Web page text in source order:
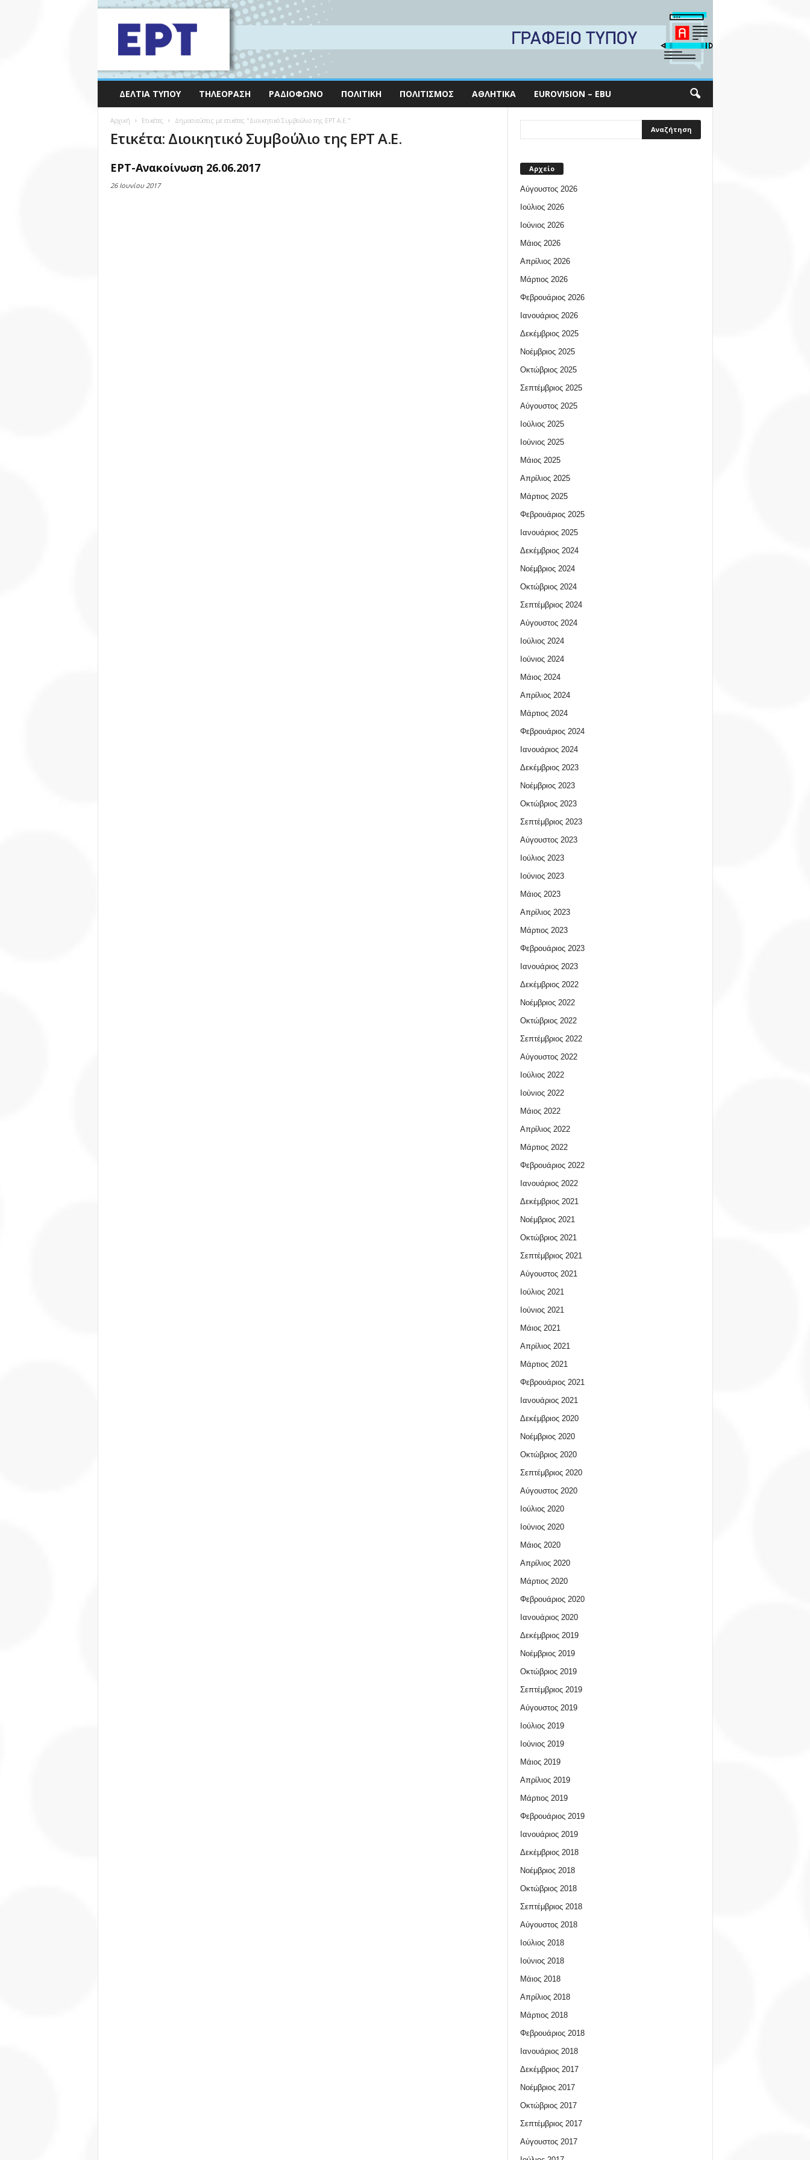
ΔΕΛΤΊΑ ΤΎΠΟΥ ΤΗΛΕΌΡΑΣΗ ΡΑΔΙΌΦΩΝΟ ΠΟΛΙΤΙΚΉ ΠΟΛΙΤΙΣΜΌΣ ΑΘΛΗΤΙΚΆ EUROVISION – EBU
Αρχική Ετικέτες Δημοσιεύσεις με ετικέτες "Διοικητικό Συμβούλιο της ΕΡΤ Α.Ε."
Ετικέτα: Διοικητικό Συμβούλιο της ΕΡΤ Α.Ε.
ΕΡΤ-Ανακοίνωση 26.06.2017
26 Ιουνίου 2017
Αρχείο
Αύγουστος 2026
Ιούλιος 2026
Ιούνιος 2026
Μάιος 2026
Απρίλιος 2026
Μάρτιος 2026
Φεβρουάριος 2026
Ιανουάριος 2026
Δεκέμβριος 2025
Νοέμβριος 2025
Οκτώβριος 2025
Σεπτέμβριος 2025
Αύγουστος 2025
Ιούλιος 2025
Ιούνιος 2025
Μάιος 2025
Απρίλιος 2025
Μάρτιος 2025
Φεβρουάριος 2025
Ιανουάριος 2025
Δεκέμβριος 2024
Νοέμβριος 2024
Οκτώβριος 2024
Σεπτέμβριος 2024
Αύγουστος 2024
Ιούλιος 2024
Ιούνιος 2024
Μάιος 2024
Απρίλιος 2024
Μάρτιος 2024
Φεβρουάριος 2024
Ιανουάριος 2024
Δεκέμβριος 2023
Νοέμβριος 2023
Οκτώβριος 2023
Σεπτέμβριος 2023
Αύγουστος 2023
Ιούλιος 2023
Ιούνιος 2023
Μάιος 2023
Απρίλιος 2023
Μάρτιος 2023
Φεβρουάριος 2023
Ιανουάριος 2023
Δεκέμβριος 2022
Νοέμβριος 2022
Οκτώβριος 2022
Σεπτέμβριος 2022
Αύγουστος 2022
Ιούλιος 2022
Ιούνιος 2022
Μάιος 2022
Απρίλιος 2022
Μάρτιος 2022
Φεβρουάριος 2022
Ιανουάριος 2022
Δεκέμβριος 2021
Νοέμβριος 2021
Οκτώβριος 2021
Σεπτέμβριος 2021
Αύγουστος 2021
Ιούλιος 2021
Ιούνιος 2021
Μάιος 2021
Απρίλιος 2021
Μάρτιος 2021
Φεβρουάριος 2021
Ιανουάριος 2021
Δεκέμβριος 2020
Νοέμβριος 2020
Οκτώβριος 2020
Σεπτέμβριος 2020
Αύγουστος 2020
Ιούλιος 2020
Ιούνιος 2020
Μάιος 2020
Απρίλιος 2020
Μάρτιος 2020
Φεβρουάριος 2020
Ιανουάριος 2020
Δεκέμβριος 2019
Νοέμβριος 2019
Οκτώβριος 2019
Σεπτέμβριος 2019
Αύγουστος 2019
Ιούλιος 2019
Ιούνιος 2019
Μάιος 2019
Απρίλιος 2019
Μάρτιος 2019
Φεβρουάριος 2019
Ιανουάριος 2019
Δεκέμβριος 2018
Νοέμβριος 2018
Οκτώβριος 2018
Σεπτέμβριος 2018
Αύγουστος 2018
Ιούλιος 2018
Ιούνιος 2018
Μάιος 2018
Απρίλιος 2018
Μάρτιος 2018
Φεβρουάριος 2018
Ιανουάριος 2018
Δεκέμβριος 2017
Νοέμβριος 2017
Οκτώβριος 2017
Σεπτέμβριος 2017
Αύγουστος 2017